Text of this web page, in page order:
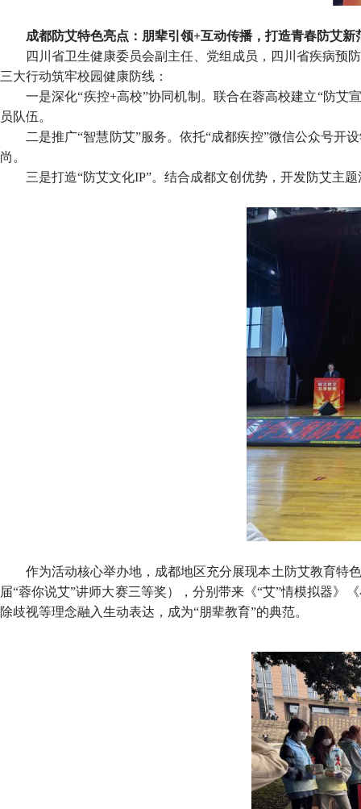
成都防艾特色亮点：朋辈引领+互动传播，打造青春防艾新
四川省卫生健康委员会副主任、党组成员，四川省疾病预
三大行动筑牢校园健康防线：
一是深化“疾控+高校”协同机制。联合在蓉高校建立“防艾
员队伍。
二是推广“智慧防艾”服务。依托“成都疾控”微信公众号开
尚。
三是打造“防艾文化IP”。结合成都文创优势，开发防艾主
作为活动核心举办地，成都地区充分展现本土防艾教育特
届“蓉你说艾”讲师大赛三等奖），分别带来《“艾”情模拟器
除歧视等理念融入生动表达，成为“朋辈教育”的典范。